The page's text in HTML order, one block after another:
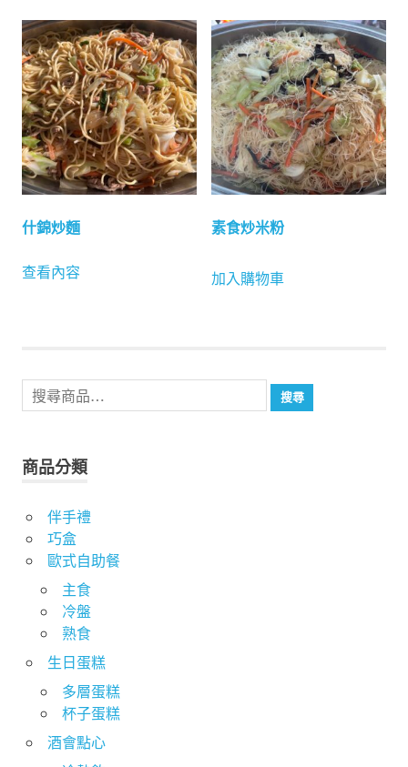
什錦炒麵
查看內容
素食炒米粉
加入購物車
搜
尋
鍵
字:
搜尋
商品分類
伴手禮
巧盒
歐式自助餐
主食
冷盤
熟食
生日蛋糕
多層蛋糕
杯子蛋糕
酒會點心